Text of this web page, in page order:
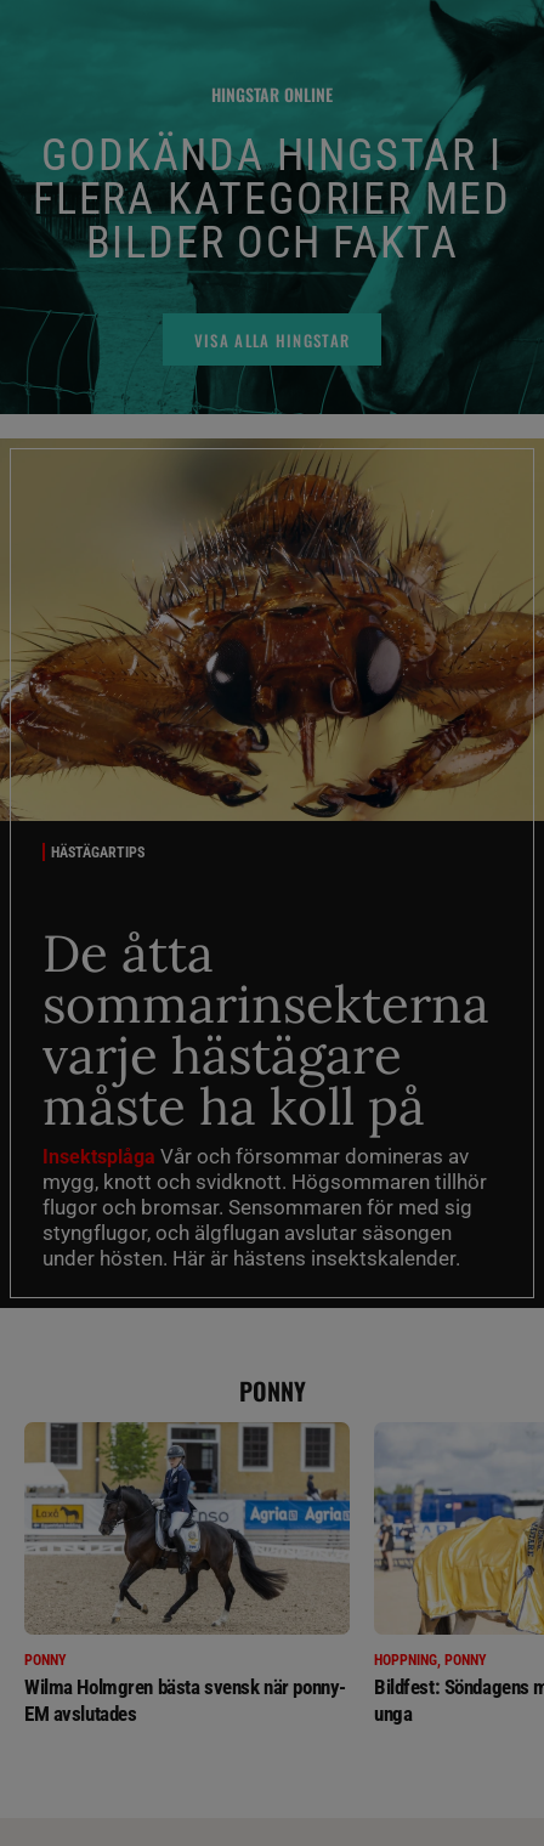
HINGSTAR ONLINE
GODKÄNDA HINGSTAR I
FLERA KATEGORIER MED
BILDER OCH FAKTA
VISA ALLA HINGSTAR
HÄSTÄGARTIPS
De åtta
sommarinsekterna
varje hästägare
måste ha koll på
Insektsplåga Vår och försommar domineras av
mygg, knott och svidknott. Högsommaren tillhör
flugor och bromsar. Sensommaren för med sig
styngflugor, och älgflugan avslutar säsongen
under hösten. Här är hästens insektskalender.
PONNY
PONNY
Wilma Holmgren bästa svensk när ponny-
EM avslutades
HOPPNING, PONNY
Bildfest: Söndagens
unga